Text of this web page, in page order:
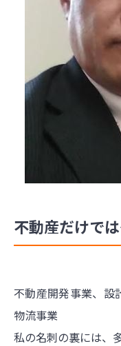
不動産だけで
不動産開発事業、設
物流事業
私の名刺の裏には、